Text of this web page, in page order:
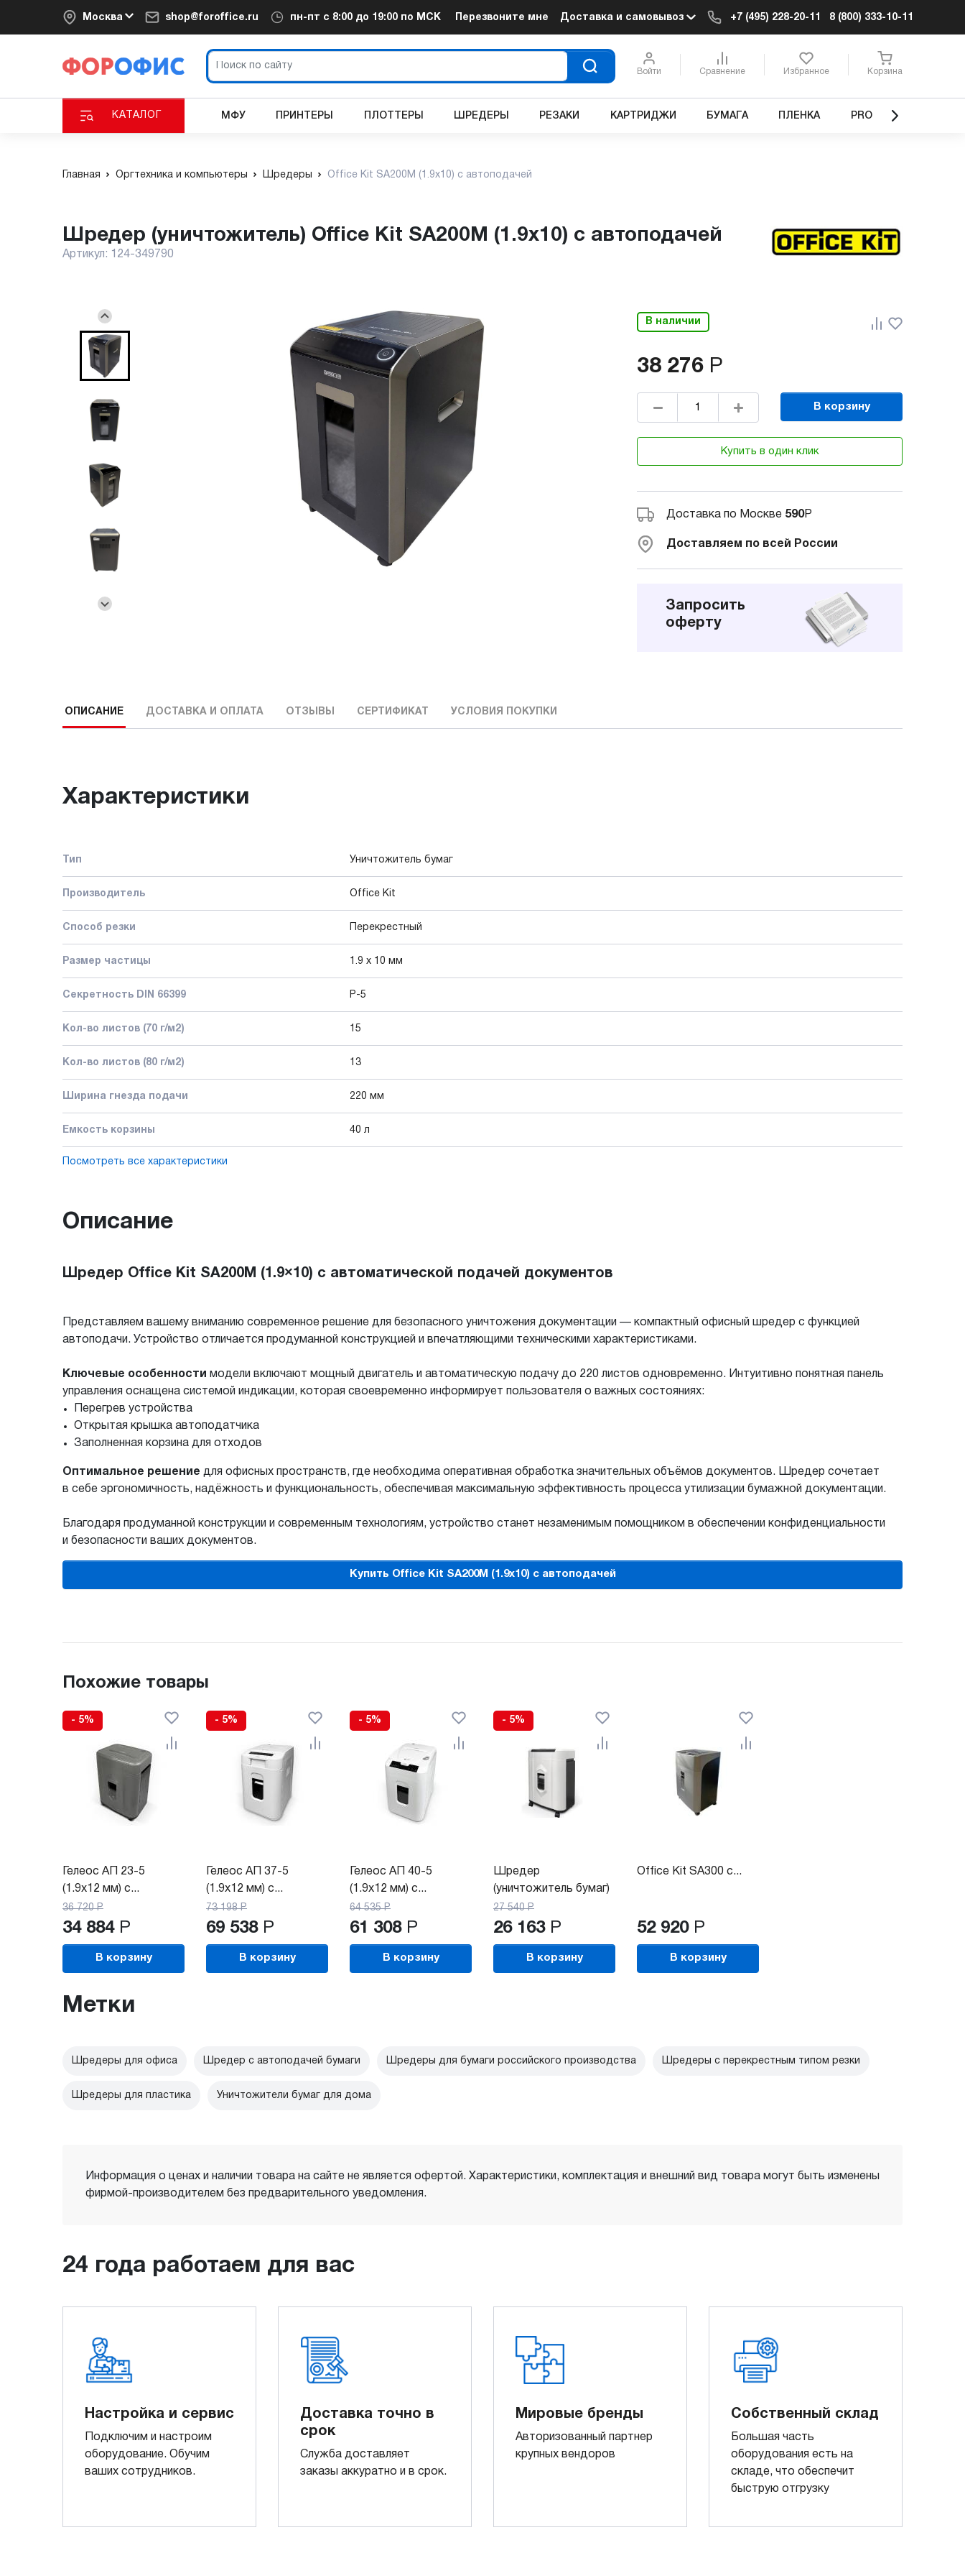
Москва shop@foroffice.ru пн-пт с 8:00 до 19:00 по МСК Перезвоните мне Доставка и самовывоз +7 (495) 228-20-11 8 (800) 333-10-11
Войти Сравнение Избранное Корзина
КАТАЛОГ МФУ ПРИНТЕРЫ ПЛОТТЕРЫ ШРЕДЕРЫ РЕЗАКИ КАРТРИДЖИ БУМАГА ПЛЕНКА PRO
Главная Оргтехника и компьютеры Шредеры Office Kit SA200M (1.9х10) с автоподачей
Шредер (уничтожитель) Office Kit SA200M (1.9х10) с автоподачей
Артикул: 124-349790
В наличии
38 276 Р
В корзину
Купить в один клик
Доставка по Москве 590Р
Доставляем по всей России
Запросить
оферту
ОПИСАНИЕ ДОСТАВКА И ОПЛАТА ОТЗЫВЫ СЕРТИФИКАТ УСЛОВИЯ ПОКУПКИ
Характеристики
Тип Уничтожитель бумаг
Производитель Office Kit
Способ резки Перекрестный
Размер частицы 1.9 х 10 мм
Секретность DIN 66399 P-5
Кол-во листов (70 г/м2) 15
Кол-во листов (80 г/м2) 13
Ширина гнезда подачи 220 мм
Емкость корзины 40 л
Посмотреть все характеристики
Описание
Шредер Office Kit SA200M (1.9×10) с автоматической подачей документов
Представляем вашему вниманию современное решение для безопасного уничтожения документации — компактный офисный шредер с функцией
автоподачи. Устройство отличается продуманной конструкцией и впечатляющими техническими характеристиками.
Ключевые особенности модели включают мощный двигатель и автоматическую подачу до 220 листов одновременно. Интуитивно понятная панель
управления оснащена системой индикации, которая своевременно информирует пользователя о важных состояниях:
Перегрев устройства
Открытая крышка автоподатчика
Заполненная корзина для отходов
Оптимальное решение для офисных пространств, где необходима оперативная обработка значительных объёмов документов. Шредер сочетает
в себе эргономичность, надёжность и функциональность, обеспечивая максимальную эффективность процесса утилизации бумажной документации.
Благодаря продуманной конструкции и современным технологиям, устройство станет незаменимым помощником в обеспечении конфиденциальности
и безопасности ваших документов.
Купить Office Kit SA200M (1.9х10) с автоподачей
Похожие товары
- 5%
Гелеос АП 23-5
(1.9x12 мм) с...
36 720 Р
34 884 Р
В корзину
- 5%
Гелеос АП 37-5
(1.9x12 мм) с...
73 198 Р
69 538 Р
В корзину
- 5%
Гелеос АП 40-5
(1.9x12 мм) с...
64 535 Р
61 308 Р
В корзину
- 5%
Шредер
(уничтожитель бумаг)
Гелеос...
27 540 Р
26 163 Р
В корзину
Office Kit SA300 с...
52 920 Р
В корзину
Метки
Шредеры для офиса Шредер с автоподачей бумаги Шредеры для бумаги российского производства Шредеры с перекрестным типом резки
Шредеры для пластика Уничтожители бумаг для дома
Информация о ценах и наличии товара на сайте не является офертой. Характеристики, комплектация и внешний вид товара могут быть изменены
фирмой-производителем без предварительного уведомления.
24 года работаем для вас
Настройка и сервис
Подключим и настроим
оборудование. Обучим
ваших сотрудников.
Доставка точно в
срок
Служба доставляет
заказы аккуратно и в срок.
Мировые бренды
Авторизованный партнер
крупных вендоров
Собственный склад
Большая часть
оборудования есть на
складе, что обеспечит
быструю отгрузку